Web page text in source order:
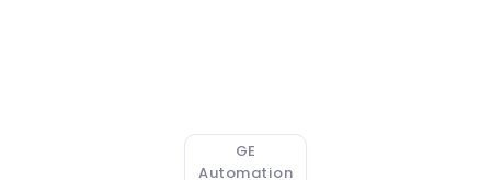
GE
Automation